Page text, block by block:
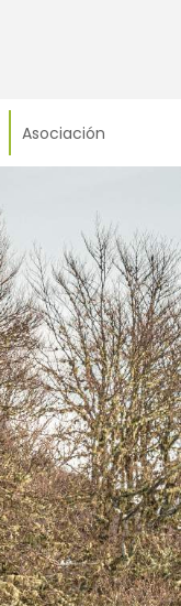
Asociación